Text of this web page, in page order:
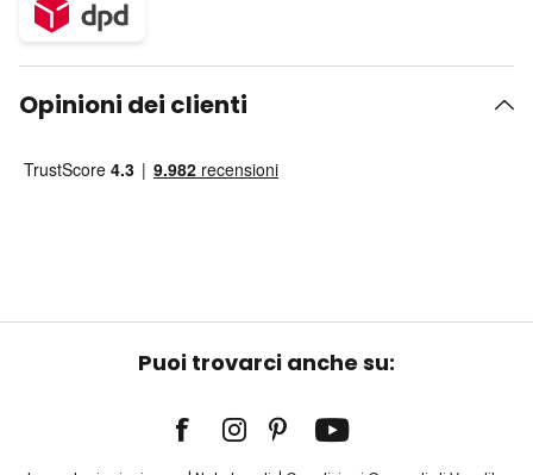
Opinioni dei clienti
Puoi trovarci anche su: